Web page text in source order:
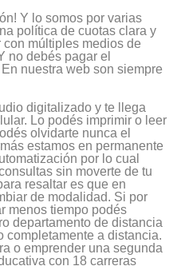
Y lo somos por varias
política de cuotas clara y
múltiples medios de
no debés pagar el
nuestra web son siempre
digitalizado y te llega
Lo podés imprimir o leer
olvidarte nunca el
estamos en permanente
por lo cual
sin moverte de tu
resaltar es que en
de modalidad. Si por
menos tiempo podés
departamento de distancia
completamente a distancia.
o emprender una segunda
con 18 carreras